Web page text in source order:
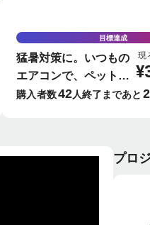
目標達成
猛暑対策に。いつもの
エアコンで、ペットの
留守番・家族の部屋・
現
¥
購入者数42人終了まであと
プロ